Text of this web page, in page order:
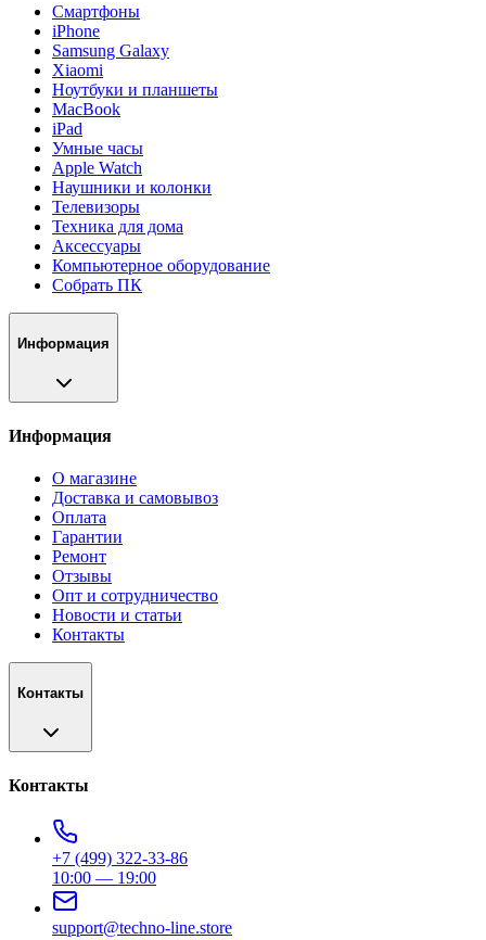
Смартфоны
iPhone
Samsung Galaxy
Xiaomi
Ноутбуки и планшеты
MacBook
iPad
Умные часы
Apple Watch
Наушники и колонки
Телевизоры
Техника для дома
Аксессуары
Компьютерное оборудование
Собрать ПК
Информация
Информация
О магазине
Доставка и самовывоз
Оплата
Гарантии
Ремонт
Отзывы
Опт и сотрудничество
Новости и статьи
Контакты
Контакты
Контакты
+7 (499) 322-33-86
10:00 — 19:00
support@techno-line.store